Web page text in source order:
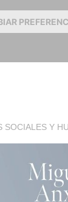
SOCIALES Y